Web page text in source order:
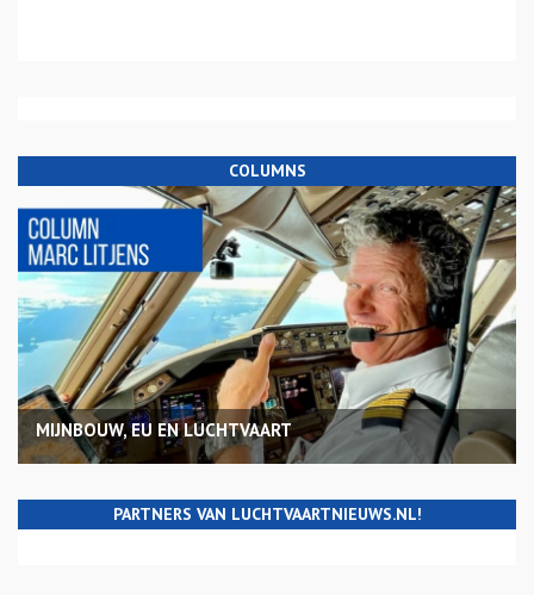
COLUMNS
MIJNBOUW, EU EN LUCHTVAART
PARTNERS VAN LUCHTVAARTNIEUWS.NL!